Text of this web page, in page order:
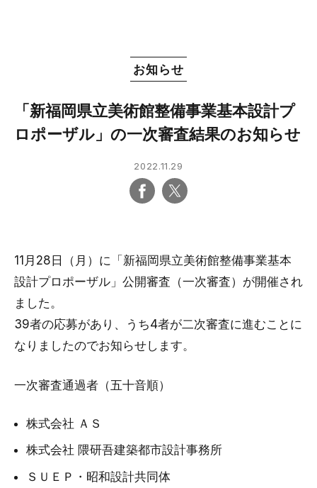
お知らせ
「新福岡県立美術館整備事業基本設計プ
ロポーザル」の一次審査結果のお知らせ
2022.11.29
11月28日（月）に「新福岡県立美術館整備事業基本
設計プロポーザル」公開審査（一次審査）が開催され
ました。
39者の応募があり、うち4者が二次審査に進むことに
なりましたのでお知らせします。
一次審査通過者（五十音順）
株式会社 ＡＳ
株式会社 隈研吾建築都市設計事務所
ＳＵＥＰ・昭和設計共同体